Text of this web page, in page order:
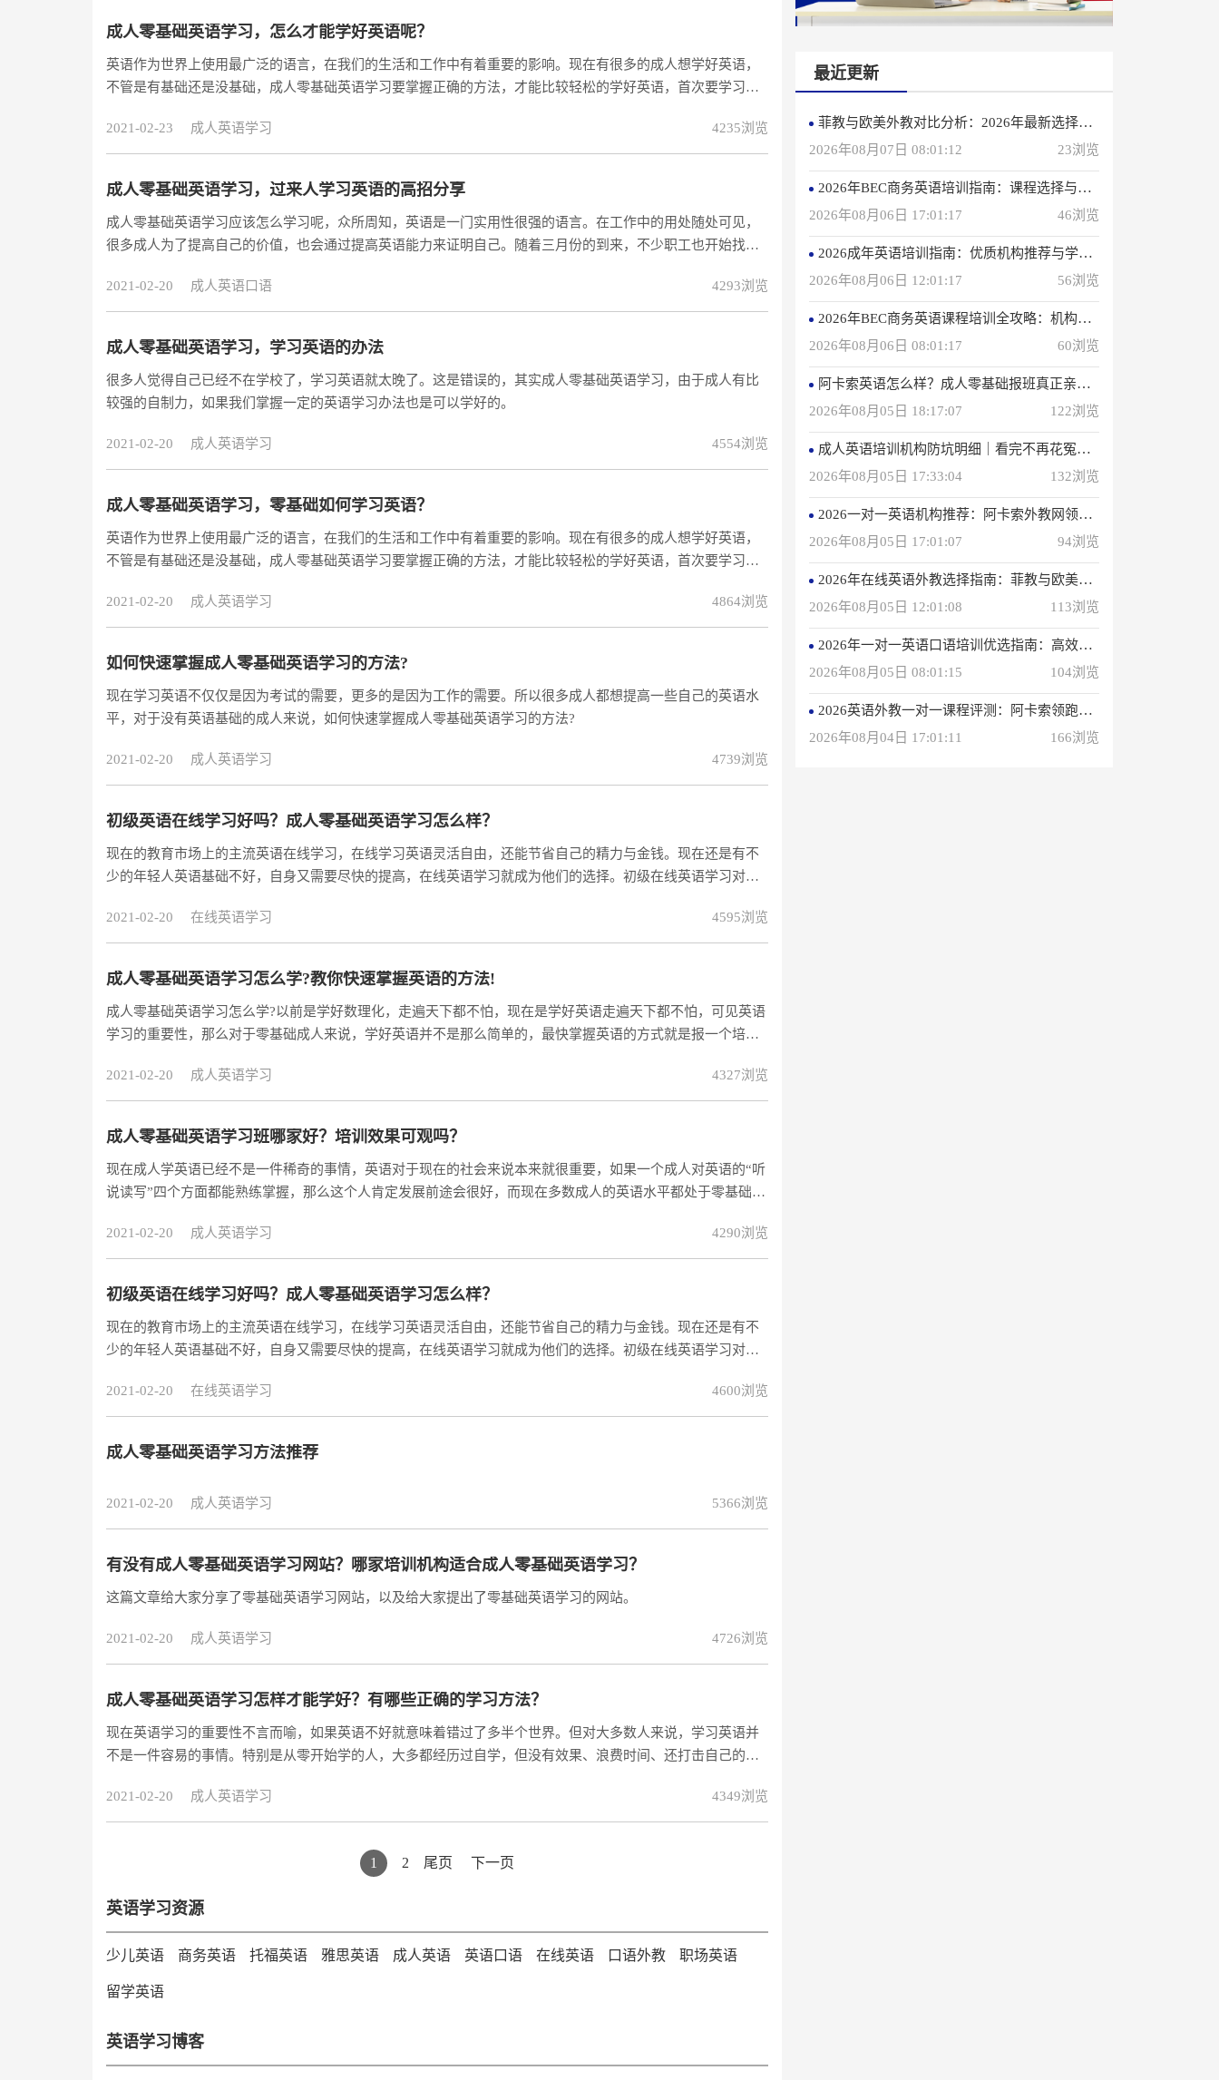
成人零基础英语学习，怎么才能学好英语呢？
英语作为世界上使用最广泛的语言，在我们的生活和工作中有着重要的影响。现在有很多的成人想学好英语，
不管是有基础还是没基础，成人零基础英语学习要掌握正确的方法，才能比较轻松的学好英语，首次要学习的
2021-02-23
成人英语学习 4235浏览
成人零基础英语学习，过来人学习英语的高招分享
成人零基础英语学习应该怎么学习呢，众所周知，英语是一门实用性很强的语言。在工作中的用处随处可见，
很多成人为了提高自己的价值，也会通过提高英语能力来证明自己。随着三月份的到来，不少职工也开始找下
2021-02-20
成人英语口语 4293浏览
成人零基础英语学习，学习英语的办法
很多人觉得自己已经不在学校了，学习英语就太晚了。这是错误的，其实成人零基础英语学习，由于成人有比
较强的自制力，如果我们掌握一定的英语学习办法也是可以学好的。
2021-02-20 成人英语学习 4554浏览
成人零基础英语学习，零基础如何学习英语？
英语作为世界上使用最广泛的语言，在我们的生活和工作中有着重要的影响。现在有很多的成人想学好英语，
不管是有基础还是没基础，成人零基础英语学习要掌握正确的方法，才能比较轻松的学好英语，首次要学习的
2021-02-20
成人英语学习 4864浏览
如何快速掌握成人零基础英语学习的方法?
现在学习英语不仅仅是因为考试的需要，更多的是因为工作的需要。所以很多成人都想提高一些自己的英语水
平，对于没有英语基础的成人来说，如何快速掌握成人零基础英语学习的方法? ​
2021-02-20 成人英语学习 4739浏览
初级英语在线学习好吗？成人零基础英语学习怎么样？
现在的教育市场上的主流英语在线学习，在线学习英语灵活自由，还能节省自己的精力与金钱。现在还是有不
少的年轻人英语基础不好，自身又需要尽快的提高，在线英语学习就成为他们的选择。初级在线英语学习对于
2021-02-20
在线英语学习 4595浏览
成人零基础英语学习怎么学?教你快速掌握英语的方法!
成人零基础英语学习怎么学?以前是学好数理化，走遍天下都不怕，现在是学好英语走遍天下都不怕，可见英语
学习的重要性，那么对于零基础成人来说，学好英语并不是那么简单的，最快掌握英语的方式就是报一个培训
2021-02-20
成人英语学习 4327浏览
成人零基础英语学习班哪家好？培训效果可观吗？
现在成人学英语已经不是一件稀奇的事情，英语对于现在的社会来说本来就很重要，如果一个成人对英语的“听
说读写”四个方面都能熟练掌握，那么这个人肯定发展前途会很好，而现在多数成人的英语水平都处于零基础，
2021-02-20
成人英语学习 4290浏览
初级英语在线学习好吗？成人零基础英语学习怎么样？
现在的教育市场上的主流英语在线学习，在线学习英语灵活自由，还能节省自己的精力与金钱。现在还是有不
少的年轻人英语基础不好，自身又需要尽快的提高，在线英语学习就成为他们的选择。初级在线英语学习对于
2021-02-20
在线英语学习 4600浏览
成人零基础英语学习方法推荐
2021-02-20 成人英语学习 5366浏览
有没有成人零基础英语学习网站？哪家培训机构适合成人零基础英语学习？
这篇文章给大家分享了零基础英语学习网站，以及给大家提出了零基础英语学习的网站。
2021-02-20 成人英语学习 4726浏览
成人零基础英语学习怎样才能学好？有哪些正确的学习方法？
现在英语学习的重要性不言而喻，如果英语不好就意味着错过了多半个世界。但对大多数人来说，学习英语并
不是一件容易的事情。特别是从零开始学的人，大多都经历过自学，但没有效果、浪费时间、还打击自己的自
2021-02-20
成人英语学习 4349浏览
1 2 尾页 下一页
英语学习资源
少儿英语 商务英语 托福英语 雅思英语 成人英语 英语口语 在线英语 口语外教 职场英语
留学英语
英语学习博客
最近更新
菲教与欧美外教对比分析：2026年最新选择指南
2026年08月07日 08:01:12
23浏览
2026年BEC商务英语培训指南：课程选择与优质机构推荐
2026年08月06日 17:01:17
46浏览
2026成年英语培训指南：优质机构推荐与学习策略
2026年08月06日 12:01:17
56浏览
2026年BEC商务英语课程培训全攻略：机构选择与备考指南
2026年08月06日 08:01:17
60浏览
阿卡索英语怎么样？成人零基础报班真正亲身感受
2026年08月05日 18:17:07
122浏览
成人英语培训机构防坑明细｜看完不再花冤枉钱(真正的用户反馈)
2026年08月05日 17:33:04
132浏览
2026一对一英语机构推荐：阿卡索外教网领衔专业之选
2026年08月05日 17:01:07
94浏览
2026年在线英语外教选择指南：菲教与欧美外教深度解析
2026年08月05日 12:01:08
113浏览
2026年一对一英语口语培训优选指南：高效学习方案解析
2026年08月05日 08:01:15
104浏览
2026英语外教一对一课程评测：阿卡索领跑性价比之选
2026年08月04日 17:01:11
166浏览